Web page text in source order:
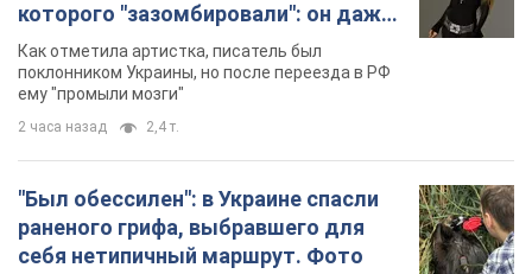
которого "зазомбировали": он даже
русского не знал, а теперь хочет
геноцида украинцев
Как отметила артистка, писатель был
поклонником Украины, но после переезда в РФ
ему "промыли мозги"
2 часа назад 2,4 т.
"Был обессилен": в Украине спасли
раненого грифа, выбравшего для
себя нетипичный маршрут. Фото